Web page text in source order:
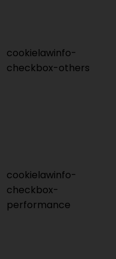
cookielawinfo-
checkbox-others
cookielawinfo-
checkbox-
performance